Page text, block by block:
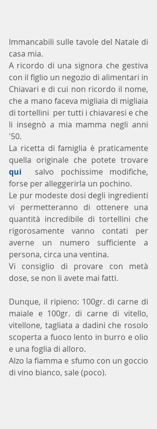
Immancabili sulle tavole del Natale di
casa mia.
A ricordo di una signora che gestiva
con il figlio un negozio di alimentari in
Chiavari e di cui non ricordo il nome,
che a mano faceva migliaia di migliaia
di tortellini  per tutti i chiavaresi e che
li insegnò a mia mamma negli anni
'50.
La ricetta di famiglia è praticamente
qui
salvo pochissime modifiche,
forse per alleggerirla un pochino.
Le pur modeste dosi degli ingredienti
vi permetteranno di ottenere una
quantità incredibile di tortellini che
rigorosamente vanno contati per
averne un numero sufficiente a
persona, circa una ventina.
Vi consiglio di provare con metà
dose, se non li avete mai fatti.
Dunque, il ripieno: 100gr. di carne di
maiale e 100gr. di carne di vitello,
vitellone, tagliata a dadini che rosolo
scoperta a fuoco lento in burro e olio
e una foglia di alloro.
Alzo la fiamma e sfumo con un goccio
di vino bianco, sale (poco).